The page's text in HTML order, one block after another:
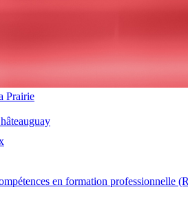
Prairie
en formation professionnelle